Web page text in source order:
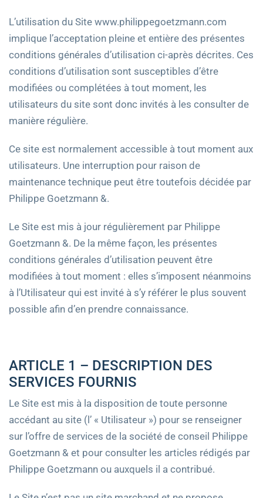
L’utilisation du Site www.philippegoetzmann.com
implique l’acceptation pleine et entière des présentes
conditions générales d’utilisation ci-après décrites. Ces
conditions d’utilisation sont susceptibles d’être
modifiées ou complétées à tout moment, les
utilisateurs du site sont donc invités à les consulter de
manière régulière.
Ce site est normalement accessible à tout moment aux
utilisateurs. Une interruption pour raison de
maintenance technique peut être toutefois décidée par
Philippe Goetzmann &.
Le Site est mis à jour régulièrement par Philippe
Goetzmann &. De la même façon, les présentes
conditions générales d’utilisation peuvent être
modifiées à tout moment : elles s’imposent néanmoins
à l’Utilisateur qui est invité à s’y référer le plus souvent
possible afin d’en prendre connaissance.
ARTICLE 1 – DESCRIPTION DES
SERVICES FOURNIS
Le Site est mis à la disposition de toute personne
accédant au site (l’ « Utilisateur ») pour se renseigner
sur l’offre de services de la société de conseil Philippe
Goetzmann & et pour consulter les articles rédigés par
Philippe Goetzmann ou auxquels il a contribué.